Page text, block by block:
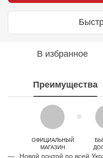
В избранное
Преимущества
ОФИЦИАЛЬНЫЙ
МАГАЗИН
Новой почтой по всей